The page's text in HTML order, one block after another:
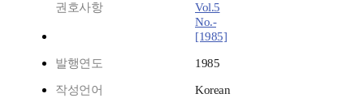
권호사항
Vol.5
No.-
[1985]
발행연도 1985
작성언어
Korean